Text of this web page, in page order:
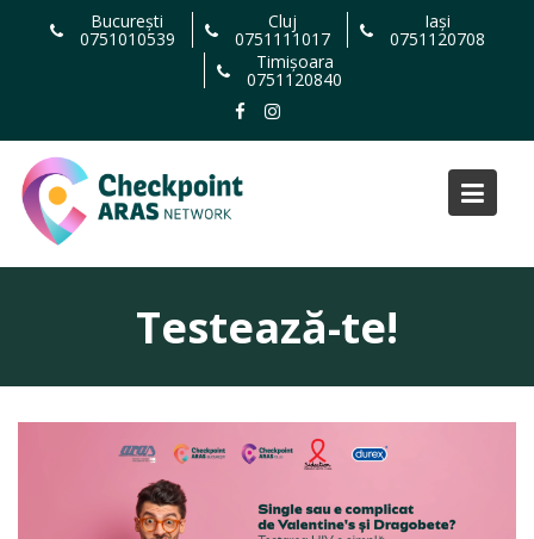
București
0751010539
Cluj
0751111017
Iași
0751120708
Timișoara
0751120840
Testează-te!